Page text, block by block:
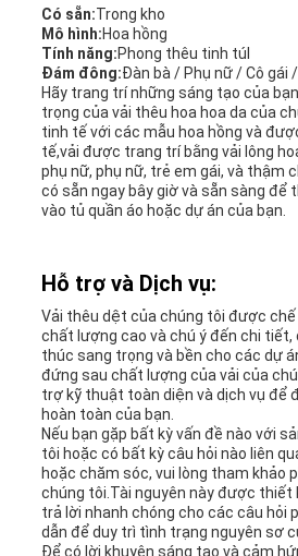
Có sẵn:Trong kho
Mô hình:Hoa hồng
Tính năng:Phong thêu tinh túl
Đám đông:Đàn bà / Phụ nữ / Cô gái
Hãy trang trí những sáng tạo của
trọng của vải thêu hoa hoa da của
tinh tế với các mẫu hoa hồng và
tế,vải được trang trí bằng vải lông
phụ nữ, phụ nữ, trẻ em gái, và thậm
có sẵn ngay bây giờ và sẵn sàng để
vào tủ quần áo hoặc dự án của bạn.
Hỗ trợ và Dịch vụ:
Vải thêu dệt của chúng tôi được
chất lượng cao và chú ý đến chi
thúc sang trọng và bền cho các dự
đứng sau chất lượng của vải của
trợ kỹ thuật toàn diện và dịch vụ để
hoàn toàn của bạn.
Nếu bạn gặp bất kỳ vấn đề nào với
tôi hoặc có bất kỳ câu hỏi nào liên
hoặc chăm sóc, vui lòng tham khảo
chúng tôi.Tài nguyên này được thiết
trả lời nhanh chóng cho các câu hỏi
dẫn để duy trì tình trạng nguyên sơ
Để có lời khuyên sáng tạo và cảm